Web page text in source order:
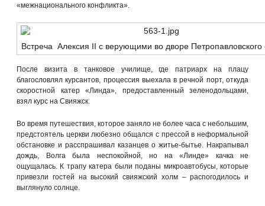
«межнационального конфликта».
Встреча Алексия II с верующими во дворе Петропавловского
После визита в танковое училище, где патриарх на плацу
благословлял курсантов, процессия выехала в речной порт, откуда
скоростной катер «Линда», предоставленный зеленодольцами,
взял курс на Свияжск.
Во время путешествия, которое заняло не более часа с небольшим,
предстоятель церкви любезно общался с прессой в неформальной
обстановке и расспрашивал казанцев о житье-бытье. Накрапывал
дождь, Волга была неспокойной, но на «Линде» качка не
ощущалась. К трапу катера были поданы микроавтобусы, которые
привезли гостей на высокий свияжский холм – распогодилось и
выглянуло солнце.